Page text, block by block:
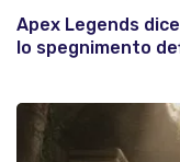
Apex Legends
lo spegnimento